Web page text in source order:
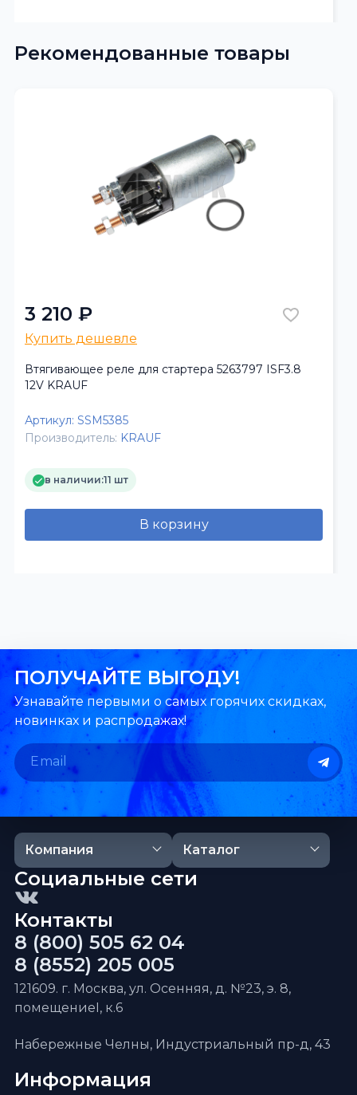
Рекомендованные товары
3 210 ₽
Купить дешевле
Втягивающее реле для стартера 5263797 ISF3.8
12V KRAUF
Артикул: SSM5385
Производитель: KRAUF
в наличии:11 шт
В корзину
ПОЛУЧАЙТЕ ВЫГОДУ!
Узнавайте первыми о самых горячих скидках,
новинках и распродажах!
Компания Каталог
Информация
Контакты
8 (800) 505 62 04
8 (8552) 205 005
121609. г. Москва, ул. Осенняя, д. №23, э. 8,
помещениеI, к.6
Набережные Челны, Индустриальный пр-д, 43
Социальные сети